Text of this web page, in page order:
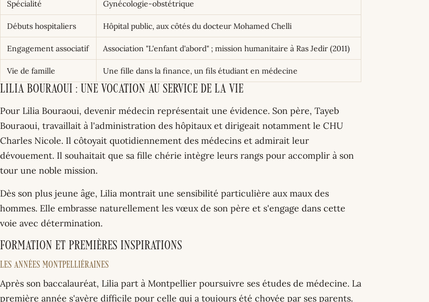
Spécialité Gynécologie-obstétrique
Débuts hospitaliers Hôpital public, aux côtés du docteur Mohamed Chelli
Engagement associatif Association "L'enfant d'abord" ; mission humanitaire à Ras Jedir (2011)
Vie de famille Une fille dans la finance, un fils étudiant en médecine
Lilia Bouraoui : Une vocation au service de la vie
Pour Lilia Bouraoui, devenir médecin représentait une évidence. Son père, Tayeb
Bouraoui, travaillait à l'administration des hôpitaux et dirigeait notamment le CHU
Charles Nicole. Il côtoyait quotidiennement des médecins et admirait leur
dévouement. Il souhaitait que sa fille chérie intègre leurs rangs pour accomplir à son
tour une noble mission.
Dès son plus jeune âge, Lilia montrait une sensibilité particulière aux maux des
hommes. Elle embrasse naturellement les vœux de son père et s'engage dans cette
voie avec détermination.
Formation et premières inspirations
Les années montpelliéraines
Après son baccalauréat, Lilia part à Montpellier poursuivre ses études de médecine. La
première année s'avère difficile pour celle qui a toujours été choyée par ses parents.